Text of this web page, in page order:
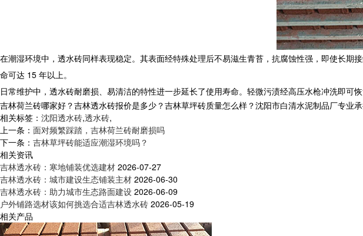
在潮湿环境中， 透水砖同样表现稳定。其表面经特殊处理后不易滋生青苔，抗腐蚀性强，即使长
命可达 15 年以上。​
日常维护中， 透水砖耐磨损、易清洁的特性进一步延长了使用寿命。轻微污渍经高压水枪冲洗即可
吉林荷兰砖哪家好？吉林透水砖报价是多少？吉林草坪砖质量怎么样？沈阳市白清水泥制品厂专业
相关标签： 沈阳透水砖,透水砖,
上一条： 面对频繁踩踏，吉林荷兰砖耐磨损吗
下一条： 吉林草坪砖能适应潮湿环境吗？
相关资讯
吉林透水砖：寒地铺装优选建材 2026-07-27
吉林透水砖：城市建设生态铺装主材 2026-06-30
吉林透水砖：助力城市生态路面建设 2026-06-09
户外铺路选材该如何挑选合适吉林透水砖 2026-05-19
相关产品